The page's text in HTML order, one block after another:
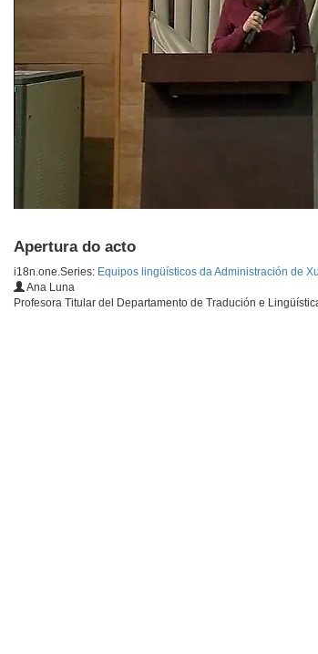
Apertura do acto
i18n.one.Series: Equipos lingüísticos da Administración de
Ana Luna
Profesora Titular del Departamento de Tradución e